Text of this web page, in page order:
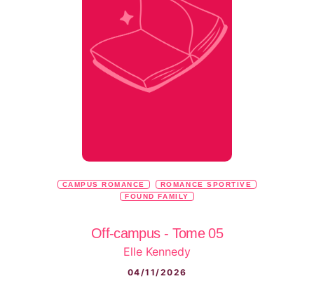
CAMPUS ROMANCE
ROMANCE SPORTIVE
FOUND FAMILY
Off-campus - Tome 05
Elle Kennedy
04/11/2026